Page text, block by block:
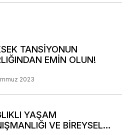
TANSİYONUN
EMİN OLUN!
2023
YAŞAM
VE BİREYSEL